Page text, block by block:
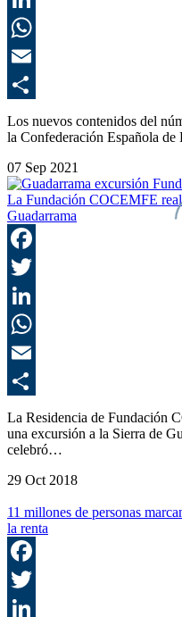
Los nuevos contenidos del
la Confederación Española
07 Sep 2021
La Fundación COCEMFE
Guadarrama
La Residencia de Fundación
una excursión a la Sierra de
celebró…
29 Oct 2018
11 millones de personas
la renta